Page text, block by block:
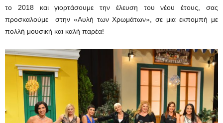
το 2018 και γιορτάσουμε την έλευση του νέου έτους, σας
προσκαλούμε στην «Αυλή των Χρωμάτων», σε μια εκπομπή με
πολλή μουσική και καλή παρέα!